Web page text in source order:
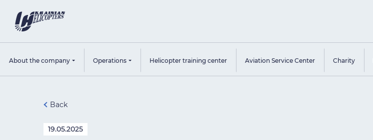
About the company Operations Helicopter training center Aviation Service Center Charity
Back
19.05.2025